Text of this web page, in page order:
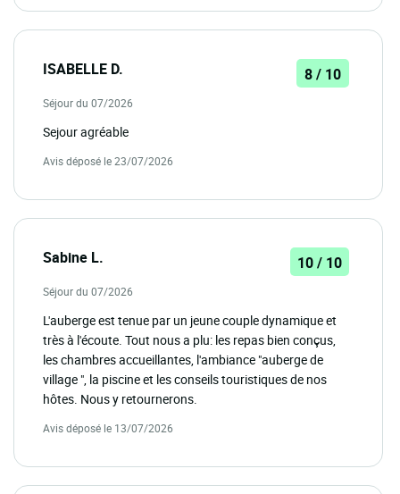
ISABELLE D. 8 / 10
Séjour du 07/2026
Sejour agréable
Avis déposé le 23/07/2026
Sabine L. 10 / 10
Séjour du 07/2026
L'auberge est tenue par un jeune couple dynamique et
très à l'écoute. Tout nous a plu: les repas bien conçus,
les chambres accueillantes, l'ambiance "auberge de
village ", la piscine et les conseils touristiques de nos
hôtes. Nous y retournerons.
Avis déposé le 13/07/2026